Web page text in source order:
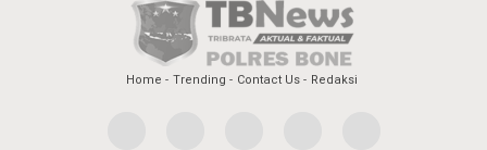
Home Trending Contact Us Redaksi